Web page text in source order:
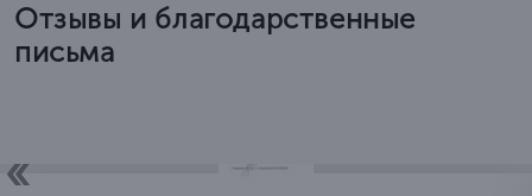
Отзывы и благодарственные
письма